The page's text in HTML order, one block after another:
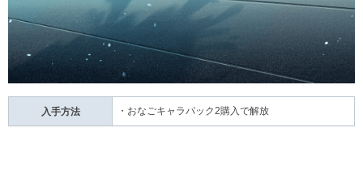
入手方法 ・おなごキャラパック2購入で解放